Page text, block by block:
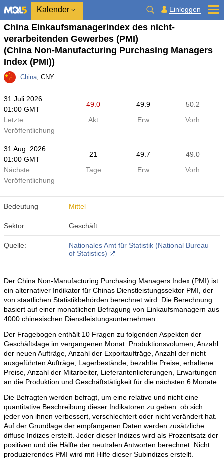
Kalender Einloggen
China Einkaufsmanagerindex des nicht-
verarbeitenden Gewerbes (PMI)
(China Non-Manufacturing Purchasing Managers
Index (PMI))
China, CNY
31 Juli 2026
01:00 GMT
49.0 49.9
50.2
Letzte
Veröffentlichung
Akt Erw Vorh
31 Aug. 2026
01:00 GMT
21 49.7
49.0
Nächste
Veröffentlichung
Tage Erw Vorh
Bedeutung Mittel
Sektor: Geschäft
Quelle:
Nationales Amt für Statistik (National Bureau
of Statistics)
Der China Non-Manufacturing Purchasing Managers Index (PMI) ist
ein alternativer Indikator für Chinas Dienstleistungssektor PMI, der
von staatlichen Statistikbehörden berechnet wird. Die Berechnung
basiert auf einer monatlichen Befragung von Einkaufsmanagern aus
4000 chinesischen Dienstleistungsunternehmen.
Der Fragebogen enthält 10 Fragen zu folgenden Aspekten der
Geschäftslage im vergangenen Monat: Produktionsvolumen, Anzahl
der neuen Aufträge, Anzahl der Exportaufträge, Anzahl der nicht
ausgeführten Aufträge, Lagerbestände, bezahlte Preise, erhaltene
Preise, Anzahl der Mitarbeiter, Lieferantenlieferungen, Erwartungen
an die Produktion und Geschäftstätigkeit für die nächsten 6 Monate.
Die Befragten werden befragt, um eine relative und nicht eine
quantitative Beschreibung dieser Indikatoren zu geben: ob sich
jeder von ihnen verbessert, verschlechtert oder nicht verändert hat.
Auf der Grundlage der empfangenen Daten werden zusätzliche
diffuse Indizes erstellt. Jeder dieser Indizes wird als Prozentsatz der
positiven und die Hälfte der neutralen Antworten berechnet. Nicht
produzierendes PMI wird mit Hilfe dieser Subindizes erstellt.